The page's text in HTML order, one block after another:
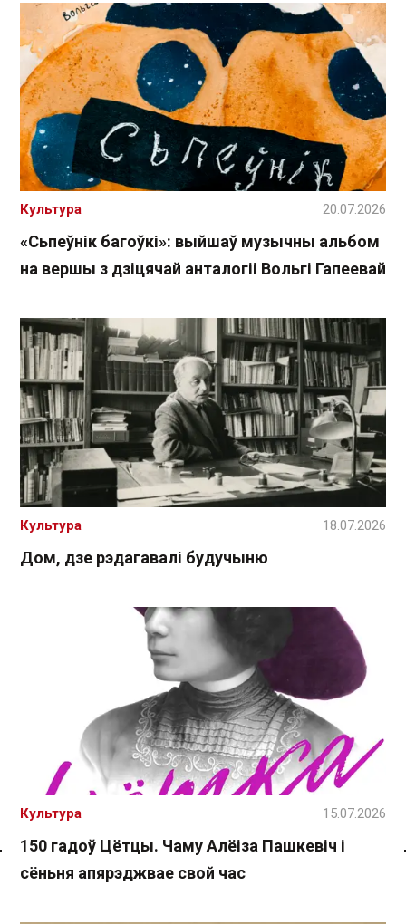
Спасылка без VPN
«Сьпеўнік багоўкі»: выйшаў музычны альбом
на вершы з дзіцячай анталогіі Вольгі Гапеевай
Культура 20.07.2026
Дом, дзе рэдагавалі будучыню
Культура 18.07.2026
150 гадоў Цётцы. Чаму Алёіза Пашкевіч і
сёньня апярэджвае свой час
Культура 15.07.2026